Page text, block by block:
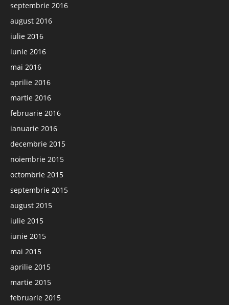
septembrie 2016
august 2016
iulie 2016
iunie 2016
mai 2016
aprilie 2016
martie 2016
februarie 2016
ianuarie 2016
decembrie 2015
noiembrie 2015
octombrie 2015
septembrie 2015
august 2015
iulie 2015
iunie 2015
mai 2015
aprilie 2015
martie 2015
februarie 2015